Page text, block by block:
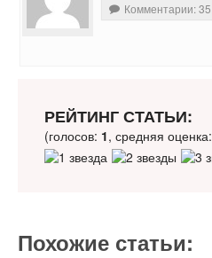
Комментарии: 35
РЕЙТИНГ СТАТЬИ:
(голосов: 1, средняя оценка:
Похожие статьи: